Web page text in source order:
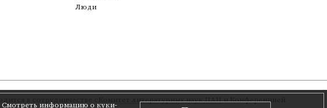
Смотреть информацию о куки-
Люди
Комитет литературных наук ПАНи Конференцией